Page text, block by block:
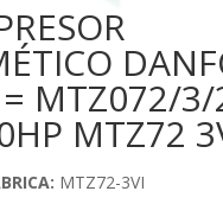
MTZ072/3/
MTZ72
MTZ72-3VI